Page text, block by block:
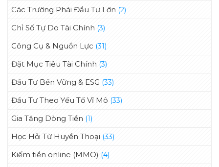
Các Trường Phái Đầu Tư Lớn (2)
Chỉ Số Tự Do Tài Chính (3)
Công Cụ & Nguồn Lực (31)
Đặt Mục Tiêu Tài Chính (3)
Đầu Tư Bền Vững & ESG (33)
Đầu Tư Theo Yếu Tố Vĩ Mô (33)
Gia Tăng Dòng Tiền (1)
Học Hỏi Từ Huyền Thoại (33)
Kiếm tiền online (MMO) (4)